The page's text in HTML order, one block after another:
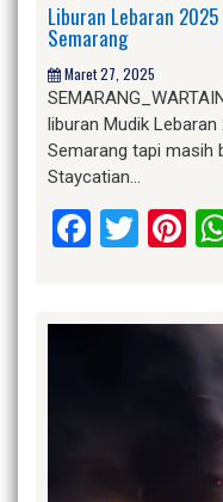
Liburan Lebaran
Semarang
Maret 27, 2025
liburan Mudik
Semarang tapi masih
Staycatian…